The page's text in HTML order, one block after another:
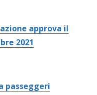
approva il
2021
passeggeri